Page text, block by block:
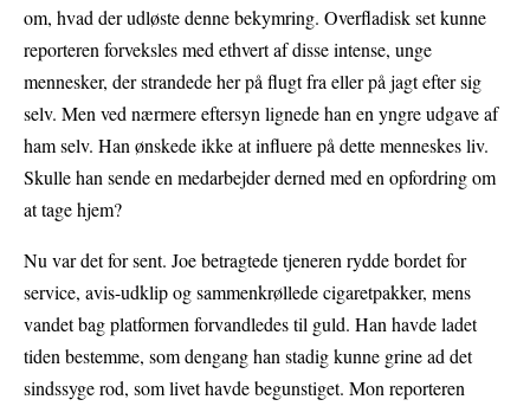
om, hvad der udløste denne bekymring. Overfladisk set kunne
reporteren forveksles med ethvert af disse intense, unge
mennesker, der strandede her på flugt fra eller på jagt efter sig
selv. Men ved nærmere eftersyn lignede han en yngre udgave af
ham selv. Han ønskede ikke at influere på dette menneskes liv.
Skulle han sende en medarbejder derned med en opfordring om
at tage hjem?
Nu var det for sent. Joe betragtede tjeneren rydde bordet for
service, avis-udklip og sammenkrøllede cigaretpakker, mens
vandet bag platformen forvandledes til guld. Han havde ladet
tiden bestemme, som dengang han stadig kunne grine ad det
sindssyge rod, som livet havde begunstiget. Mon reporteren